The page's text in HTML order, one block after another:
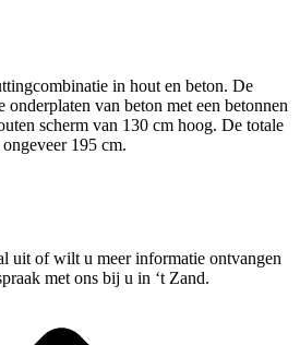
in hout en beton. De
onderplaten van beton met een betonnen
scherm van 130 cm hoog. De totale
195 cm.
uit of wilt u meer informatie ontvangen
met ons bij u in ‘t Zand.